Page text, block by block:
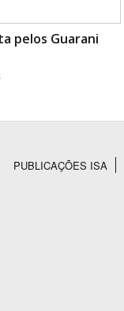
pelos Guarani
PUBLICAÇÕES ISA